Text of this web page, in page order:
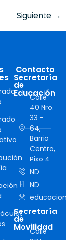
Siguiente →
Contacto
Secretaría
de
Educación
Calle
40 Nro.
33 -
64,
Barrio
Centro,
Piso 4
ND
ND
Secretaría
de
Movilidad
Calle